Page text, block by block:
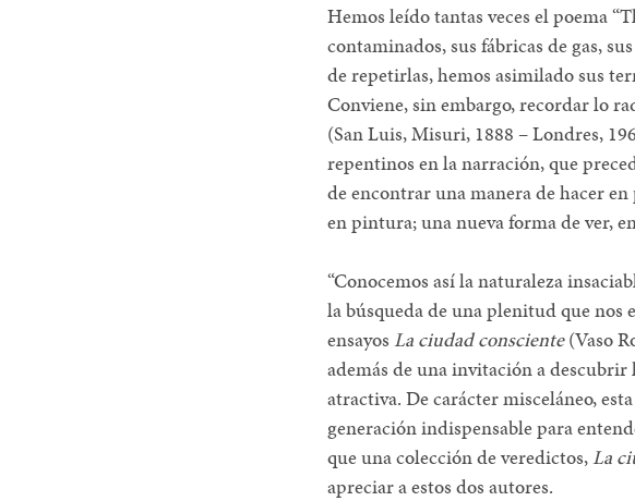
Hemos leído tantas veces el poema
contaminados, sus fábricas de gas,
de repetirlas, hemos asimilado sus
Conviene, sin embargo, recordar lo
(San Luis, Misuri, 1888 – Londres,
repentinos en la narración, que
de encontrar una manera de hacer
en pintura; una nueva forma de ver,
“Conocemos así la naturaleza
la búsqueda de una plenitud que nos
ensayos La ciudad consciente(Vaso
además de una invitación a
atractiva. De carácter misceláneo,
generación indispensable para
que una colección de veredictos,La
apreciar a estos dos autores.